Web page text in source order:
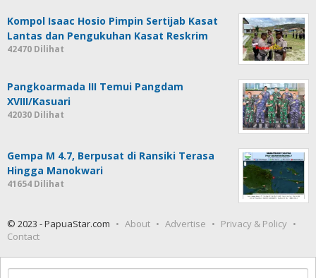
Kompol Isaac Hosio Pimpin Sertijab Kasat
Lantas dan Pengukuhan Kasat Reskrim
42470 Dilihat
Pangkoarmada III Temui Pangdam
XVIII/Kasuari
42030 Dilihat
Gempa M 4.7, Berpusat di Ransiki Terasa
Hingga Manokwari
41654 Dilihat
© 2023 - PapuaStar.com About Advertise
Privacy & Policy
Contact